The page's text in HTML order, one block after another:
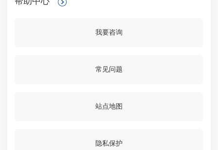
我要咨询
常见问题
站点地图
隐私保护